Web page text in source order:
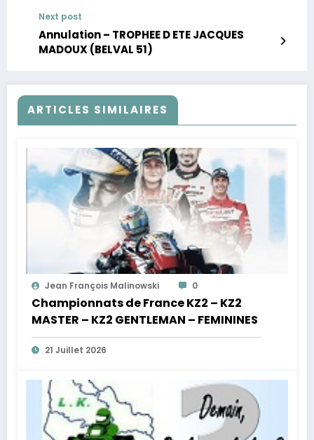
Next post
Annulation – TROPHEE D ETE JACQUES
MADOUX (BELVAL 51)
ARTICLES SIMILAIRES
Jean François Malinowski 0
Championnats de France KZ2 – KZ2
MASTER – KZ2 GENTLEMAN – FEMININES
21 Juillet 2026